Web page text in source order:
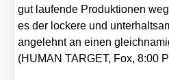
gut lau­fen­de Pro­duk­tio­nen
es der locke­re und
ange­lehnt an einen
(HUMAN TARGET, Fox, 8:00